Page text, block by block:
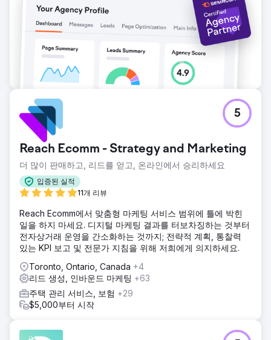
Reach Ecomm - Strategy and Marketing
더 많이 판매하고, 리드를 얻고, 온라인에서 승리하세요
입증된 실적
11개 리뷰
5
Reach Ecomm에서 맞춤형 마케팅 서비스 범위에 틀에 박힌
일을 하지 마세요. 디지털 마케팅 결과를 터보차징하는 것부터
전자상거래 운영을 간소화하는 것까지; 전략적 계획, 통찰력
있는 KPI 보고 및 전문가 지침을 위해 저희에게 의지하세요.
Toronto, Ontario, Canada +4
리드 생성, 인바운드 마케팅 +63
주택 관리 서비스, 보험 +29
$5,000부터 시작